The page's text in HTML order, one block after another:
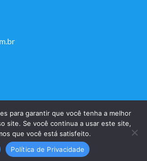
Todos os os direitos reservados.
para garantir que você tenha a melhor
site. Se você continua a usar este site,
que você está satisfeito.
Política de Privacidade